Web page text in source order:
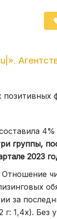
4%
группы,
2023
Отношение
за
г: 1,4х). Без